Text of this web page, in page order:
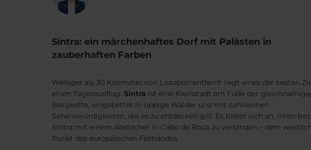
Sintra: ein märchenhaftes Dorf mit Palästen in
zauberhaften Farben
Weniger als 30 Kilometer von Lissabon entfernt liegt eines der besten
einen Tagesausflug. Sintra ist eine Kleinstadt am Fuße der
Bergkette, eingebettet in üppige Wälder und mit zahlreichen
Sehenswürdigkeiten, die es zu entdecken gilt. Es bietet sich an, Ihren
Sintra mit einem Abstecher in Cabo de Roca zu verbinden – dem
Punkt des europäischen Festlandes.